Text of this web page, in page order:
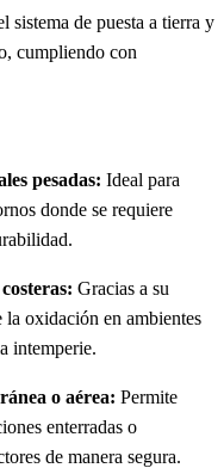
sistema de puesta a tierra y
cumpliendo con
pesadas: Ideal para
donde se requiere
Gracias a su
oxidación en ambientes
intemperie.
o aérea: Permite
enterradas o
de manera segura.